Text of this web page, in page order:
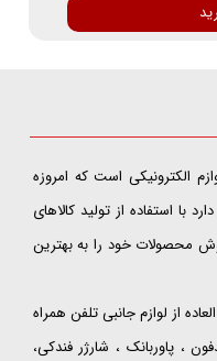
الکترونیکی است که امروزه
با استفاده از تولید کالاهای
محصولات خود را به بهترین
از لوازم جانبی تلفن همراه
، پاوربانک ، شارژر فندکی،